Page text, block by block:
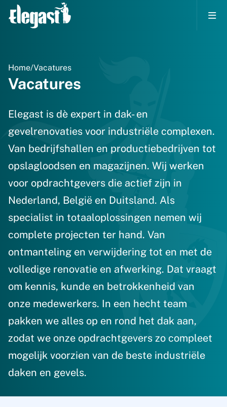
Home/Vacatures
Vacatures
Elegast is dè expert in dak- en
gevelrenovaties voor industriële complexen.
Van bedrijfshallen en productiebedrijven tot
opslagloodsen en magazijnen. Wij werken
voor opdrachtgevers die actief zijn in
Nederland, België en Duitsland. Als
specialist in totaaloplossingen nemen wij
complete projecten ter hand. Van
ontmanteling en verwijdering tot en met de
volledige renovatie en afwerking. Dat vraagt
om kennis, kunde en betrokkenheid van
onze medewerkers. In een hecht team
pakken we alles op en rond het dak aan,
zodat we onze opdrachtgevers zo compleet
mogelijk voorzien van de beste industriële
daken en gevels.